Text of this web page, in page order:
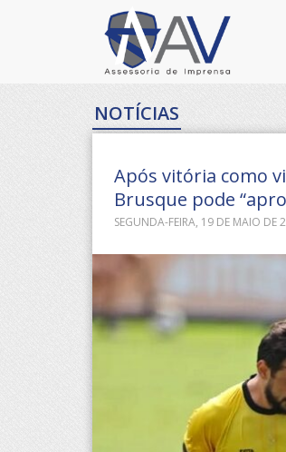
NOTÍCIAS
Após vitória como
Brusque pode
SEGUNDA-FEIRA, 19 DE MAIO DE